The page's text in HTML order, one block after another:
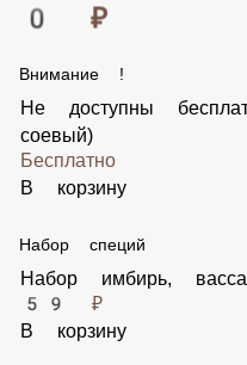
0 ₽
Внимание !
Не доступны
соевый)
Бесплатно
В корзину
Набор специй
Набор имбирь,
59 ₽
В корзину